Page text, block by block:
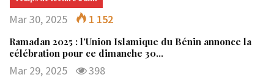
Mar 30, 2025 1 152
Ramadan 2025 : l’Union Islamique du Bénin annonce la
célébration pour ce dimanche 30…
Mar 29, 2025 398